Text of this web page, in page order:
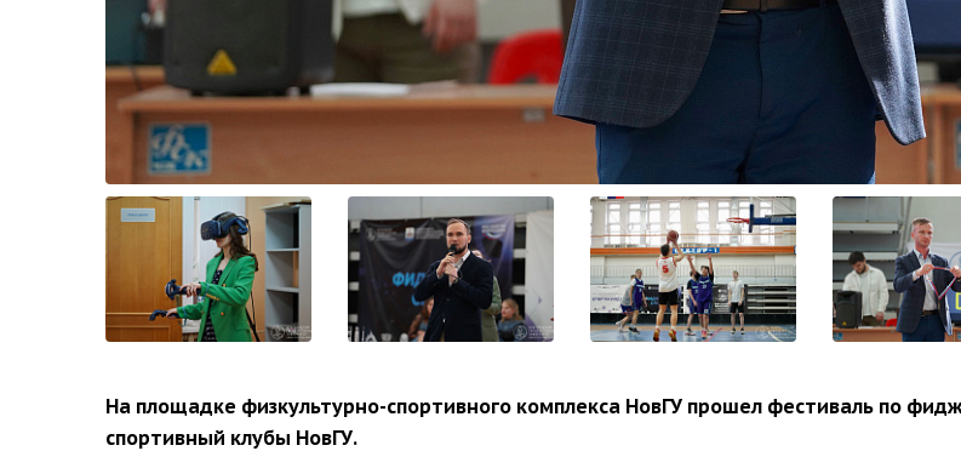
На площадке физкультурно-спортивного комплекса НовГУ прошел фестиваль по
спортивный клубы НовГУ.